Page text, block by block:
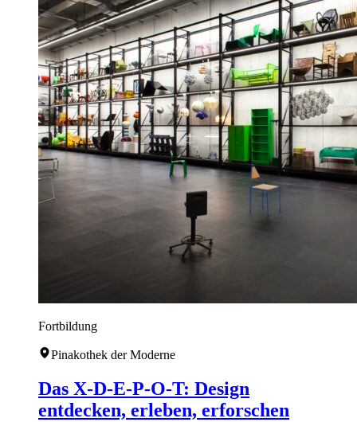
Fortbildung
Pinakothek der Moderne
Das X-D-E-P-O-T: Design
entdecken, erleben, erforschen